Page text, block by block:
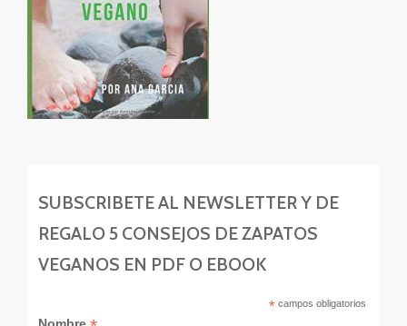
SUBSCRIBETE AL NEWSLETTER Y DE
REGALO 5 CONSEJOS DE ZAPATOS
VEGANOS EN PDF O EBOOK
*campos obligatorios